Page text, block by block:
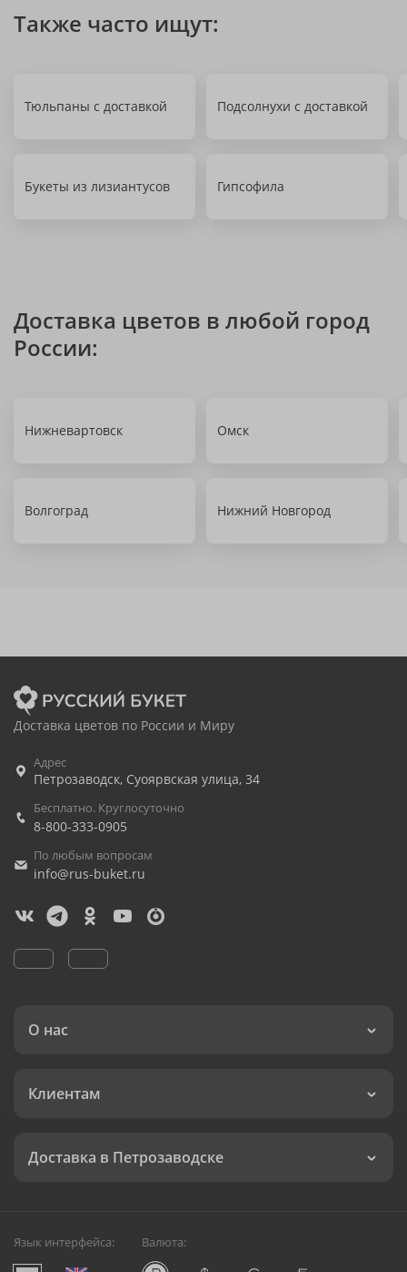
Также часто ищут:
Тюльпаны с доставкой Подсолнухи с доставкой
Букеты из лизиантусов Гипсофила
Доставка цветов в любой город
России:
Нижневартовск Омск
Волгоград Нижний Новгород
Доставка цветов по России и Миру
Адрес
Петрозаводск, Суоярвская улица, 34
Бесплатно. Круглосуточно
8-800-333-0905
По любым вопросам
info@rus-buket.ru
О нас
Клиентам
Доставка в Петрозаводске
Язык интерфейса: Валюта: